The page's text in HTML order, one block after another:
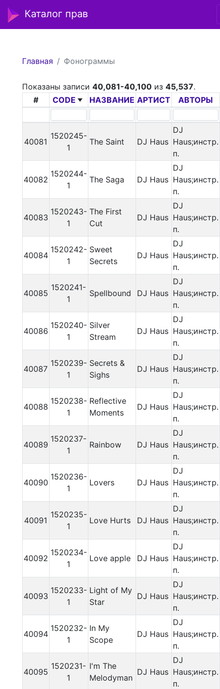
Каталог прав
Главная Фонограммы
Показаны записи 40,081-40,100из 45,537.
#
CODE НАЗВАНИЕ АРТИСТ АВТОРЫ
40081
1520245-
1
The Saint DJ Haus
DJ
Haus;инстр.
п.
40082
1520244-
1
The Saga DJ Haus
DJ
Haus;инстр.
п.
40083
1520243-
1
The First
Cut
DJ Haus
DJ
Haus;инстр.
п.
40084
1520242-
1
Sweet
Secrets
DJ Haus
DJ
Haus;инстр.
п.
40085
1520241-
1
Spellbound DJ Haus
DJ
Haus;инстр.
п.
40086
1520240-
1
Silver
Stream
DJ Haus
DJ
Haus;инстр.
п.
40087
1520239-
1
Secrets &
Sighs
DJ Haus
DJ
Haus;инстр.
п.
40088
1520238-
1
Reflective
Moments
DJ Haus
DJ
Haus;инстр.
п.
40089
1520237-
1
Rainbow DJ Haus
DJ
Haus;инстр.
п.
40090
1520236-
1
Lovers DJ Haus
DJ
Haus;инстр.
п.
40091
1520235-
1
Love Hurts DJ Haus
DJ
Haus;инстр.
п.
40092
1520234-
1
Love apple DJ Haus
DJ
Haus;инстр.
п.
40093
1520233-
1
Light of My
Star
DJ Haus
DJ
Haus;инстр.
п.
40094
1520232-
1
In My
Scope
DJ Haus
DJ
Haus;инстр.
п.
40095
1520231-
1
I'm The
Melodyman
DJ Haus
DJ
Haus;инстр.
п.